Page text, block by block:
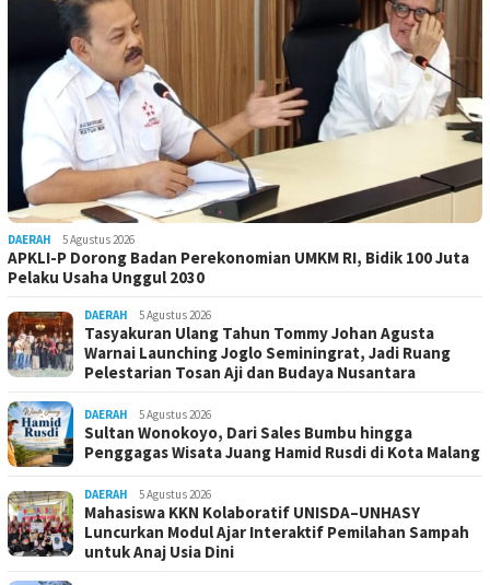
DAERAH 5 Agustus 2026
APKLI-P Dorong Badan Perekonomian UMKM RI, Bidik 100 Juta
Pelaku Usaha Unggul 2030
DAERAH 5 Agustus 2026
Tasyakuran Ulang Tahun Tommy Johan Agusta
Warnai Launching Joglo Seminingrat, Jadi Ruang
Pelestarian Tosan Aji dan Budaya Nusantara
DAERAH 5 Agustus 2026
Sultan Wonokoyo, Dari Sales Bumbu hingga
Penggagas Wisata Juang Hamid Rusdi di Kota Malang
DAERAH 5 Agustus 2026
Mahasiswa KKN Kolaboratif UNISDA–UNHASY
Luncurkan Modul Ajar Interaktif Pemilahan Sampah
untuk Anaj Usia Dini